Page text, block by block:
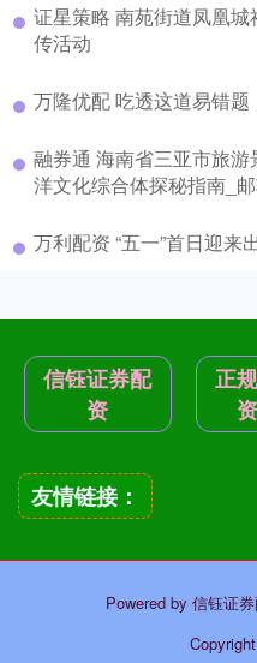
证星策略 南苑街道凤凰城
传活动
万隆优配 吃透这道易错
融券通 海南省三亚市旅
洋文化综合体探秘指南_
万利配资 “五一”首日迎来
信钰证券配
资
正
友情链接：
Powered by 信钰证
Copyright